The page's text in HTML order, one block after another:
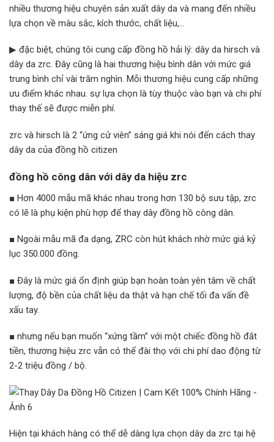
nhiều thương hiệu chuyên sản xuất dây da và mang đến nhiều
lựa chọn về màu sắc, kích thước, chất liệu,…
▶ đặc biệt, chúng tôi cung cấp đồng hồ hải lý: dây da hirsch và
dây da zrc. Đây cũng là hai thương hiệu bình dân với mức giá
trung bình chỉ vài trăm nghìn. Mỗi thương hiệu cung cấp những
ưu điểm khác nhau. sự lựa chọn là tùy thuộc vào bạn và chi phí
thay thế sẽ được miễn phí.
zrc và hirsch là 2 “ứng cử viên” sáng giá khi nói đến cách thay
dây da của đồng hồ citizen
đồng hồ công dân với dây da hiệu zrc
■ Hơn 4000 mẫu mã khác nhau trong hơn 130 bộ sưu tập, zrc
có lẽ là phụ kiện phù hợp để thay dây đồng hồ công dân.
■ Ngoài mẫu mã đa dạng, ZRC còn hút khách nhờ mức giá kỷ
lục 350.000 đồng.
■ Đây là mức giá ổn định giúp bạn hoàn toàn yên tâm về chất
lượng, độ bền của chất liệu da thật và hạn chế tối đa vấn đề
xấu tay.
■ nhưng nếu bạn muốn “xứng tầm” với một chiếc đồng hồ đắt
tiền, thương hiệu zrc vẫn có thể đài thọ với chi phí dao động từ
2-2 triệu đồng / bộ.
Hiện tại khách hàng có thể dễ dàng lựa chọn dây da zrc tại hệ